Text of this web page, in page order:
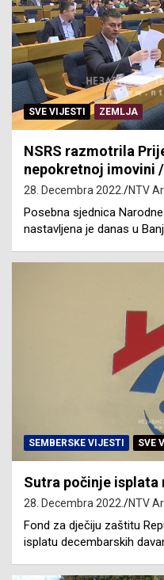
SVE VIJESTI ZEMLJA
NSRS razmotrila
nepokretnoj imovini /
28. Decembra 2022. NTV
Posebna sjednica
nastavljena je danas u
SEMBERSKE VIJESTI SVE
Sutra počinje isplata
28. Decembra 2022. NTV
Fond za dječiju zaštitu
isplatu decembarskih